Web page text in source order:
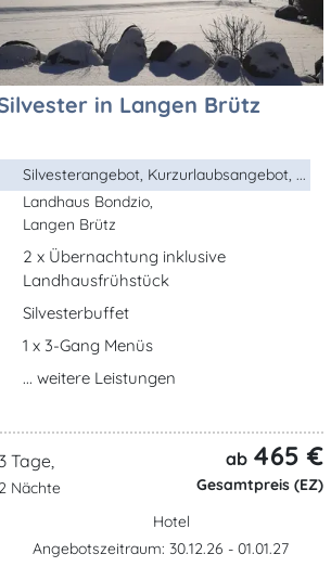
in Langen Brütz
Silvesterangebot, Kurzurlaubsangebot, ...
Landhaus Bondzio,
Langen Brütz
2 x Übernachtung inklusive
Landhausfrühstück
Silvesterbuffet
1 x 3-Gang Menüs
... weitere Leistungen
Tage,
2 Nächte
ab 465 €
Gesamtpreis (EZ)
Hotel
Angebotszeitraum: 30.12.26 - 01.01.27